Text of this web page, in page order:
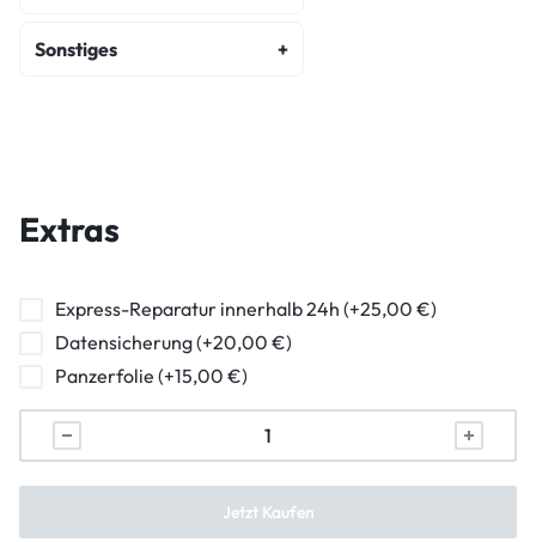
fehlerdiagnose
Sonstiges
ladebuchse-reparatur
lautstarkeregler-reparatur
mikrofon-reparatur
backcover-reparatur
frontkamera-reparatur
Extras
Express-Reparatur innerhalb 24h (+25,00 €)
Datensicherung (+20,00 €)
Panzerfolie (+15,00 €)
Jetzt Kaufen